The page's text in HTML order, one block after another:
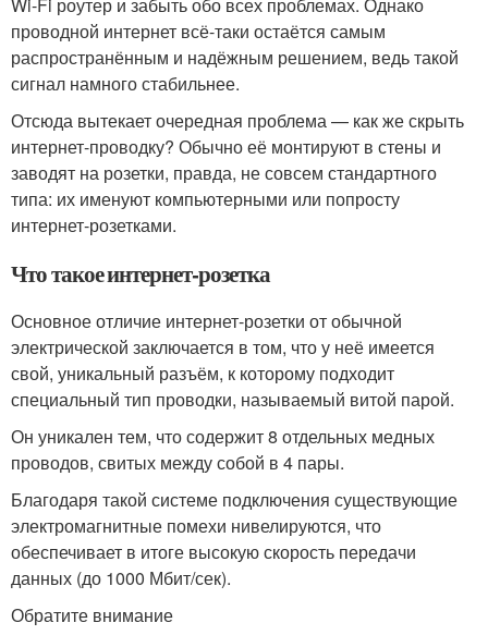
проводной интернет всё-таки остаётся самым
распространённым и надёжным решением, ведь такой
сигнал намного стабильнее.
Отсюда вытекает очередная проблема — как же скрыть
интернет-проводку? Обычно её монтируют в стены и
заводят на розетки, правда, не совсем стандартного
типа: их именуют компьютерными или попросту
интернет-розетками.
Что такое интернет-розетка
Основное отличие интернет-розетки от обычной
электрической заключается в том, что у неё имеется
свой, уникальный разъём, к которому подходит
специальный тип проводки, называемый витой парой.
Он уникален тем, что содержит 8 отдельных медных
проводов, свитых между собой в 4 пары.
Благодаря такой системе подключения существующие
электромагнитные помехи нивелируются, что
обеспечивает в итоге высокую скорость передачи
данных (до 1000 Мбит/сек).
Обратите внимание